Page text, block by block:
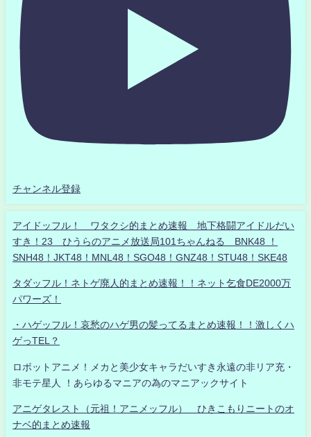
チャンネル登録
アイドッフル！ ワタクシ的まとめ速報 地下格闘アイドルだい
すき！23 ひうらのアニメ放送局101ちゃんねる BNK48 ！
SNH48！JKT48！MNL48！SGO48！GNZ48！STU48！SKE48
タダッフル！ネトゲ廃人的まとめ速報！！ネット乞食DE2000万
パワーズ！
・ハゲッフル！哀愁のハゲ男の髪ってるまとめ速報！！激しくハ
ゲっTEL？
ロボットアニメ！メカと美少女キャラだいすき永遠の非リア充・
非モテ星人 ！あらゆるマニアの為のマニアックサイト
アニゲタレスト（元祖！アニメッフル） ひきこもりニートのオ
ナベ的まとめ速報